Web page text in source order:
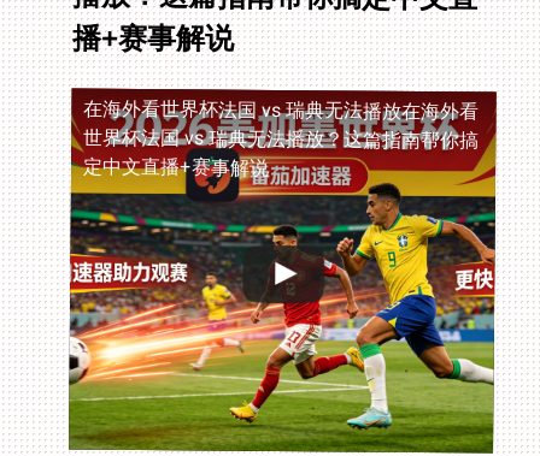
播+赛事解说
在海外看世界杯法国 vs 瑞典无法播放在海外看
世界杯法国 vs 瑞典无法播放？这篇指南帮你搞
定中文直播+赛事解说